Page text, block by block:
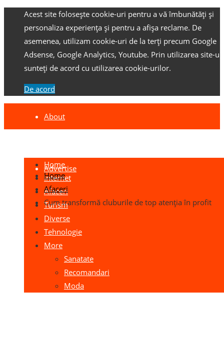
Acest site folosește cookie-uri pentru a vă îmbunătăți și
personaliza experiența și pentru a afișa reclame. De
asemenea, utilizam cookie-uri de la terți precum Google
Adsense, Google Analytics, Youtube. Prin utilizarea site-
sunteți de acord cu utilizarea cookie-urilor.
De acord
About
Advertise
Home
Internet
Afaceri
Turism
Diverse
Tehnologie
More
Sanatate
Recomandari
Moda
Home
Afaceri
Cum transformă cluburile de top atenția în profit